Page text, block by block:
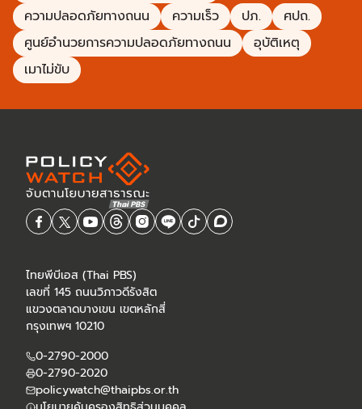
ความปลอดภัยทางถนน
ความเร็ว ปภ.
ศปถ.
ศูนย์อำนวยการความปลอดภัยทางถนน
อุบัติเหตุ
เมาไม่ขับ
ไทยพีบีเอส (Thai PBS)
เลขที่ 145 ถนนวิภาวดีรังสิต
แขวงตลาดบางเขน เขตหลักสี่
กรุงเทพฯ 10210
0-2790-2000
0-2790-2020
policywatch@thaipbs.or.th